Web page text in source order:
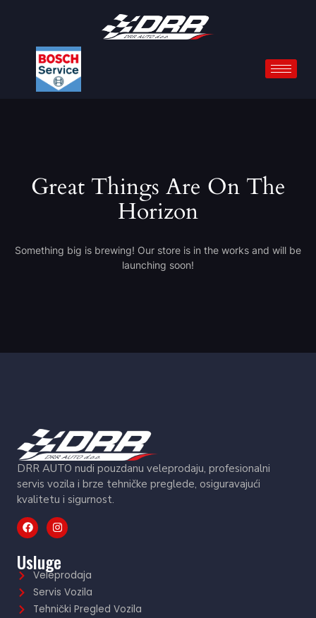
Great Things Are On The
Horizon
Something big is brewing! Our store is in the works and will be
launching soon!
DRR AUTO nudi pouzdanu veleprodaju, profesionalni
servis vozila i brze tehničke preglede, osiguravajući
kvalitetu i sigurnost.
Usluge
Veleprodaja
Servis Vozila
Tehnički Pregled Vozila